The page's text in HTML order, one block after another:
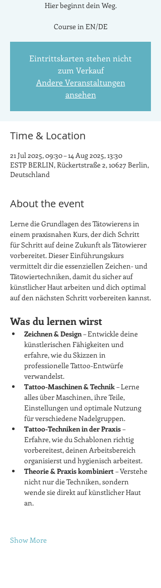
Hier beginnt dein Weg.
Course in EN/DE
Eintrittskarten stehen nicht
zum Verkauf
Andere Veranstaltungen
ansehen
Time & Location
21 Jul 2025, 09:30 – 14 Aug 2025, 13:30
ESTP BERLIN, Rückertstraße 2, 10627 Berlin,
Deutschland
About the event
Lerne die Grundlagen des Tätowierens in
einem praxisnahen Kurs, der dich Schritt
für Schritt auf deine Zukunft als Tätowierer
vorbereitet. Dieser Einführungskurs
vermittelt dir die essenziellen Zeichen- und
Tätowiertechniken, damit du sicher auf
künstlicher Haut arbeiten und dich optimal
auf den nächsten Schritt vorbereiten kannst.
Was du lernen wirst
Zeichnen & Design – Entwickle deine
künstlerischen Fähigkeiten und
erfahre, wie du Skizzen in
professionelle Tattoo-Entwürfe
verwandelst.
Tattoo-Maschinen & Technik – Lerne
alles über Maschinen, ihre Teile,
Einstellungen und optimale Nutzung
für verschiedene Nadelgruppen.
Tattoo-Techniken in der Praxis –
Erfahre, wie du Schablonen richtig
vorbereitest, deinen Arbeitsbereich
organisierst und hygienisch arbeitest.
Theorie & Praxis kombiniert – Verstehe
nicht nur die Techniken, sondern
wende sie direkt auf künstlicher Haut
an.
Show More